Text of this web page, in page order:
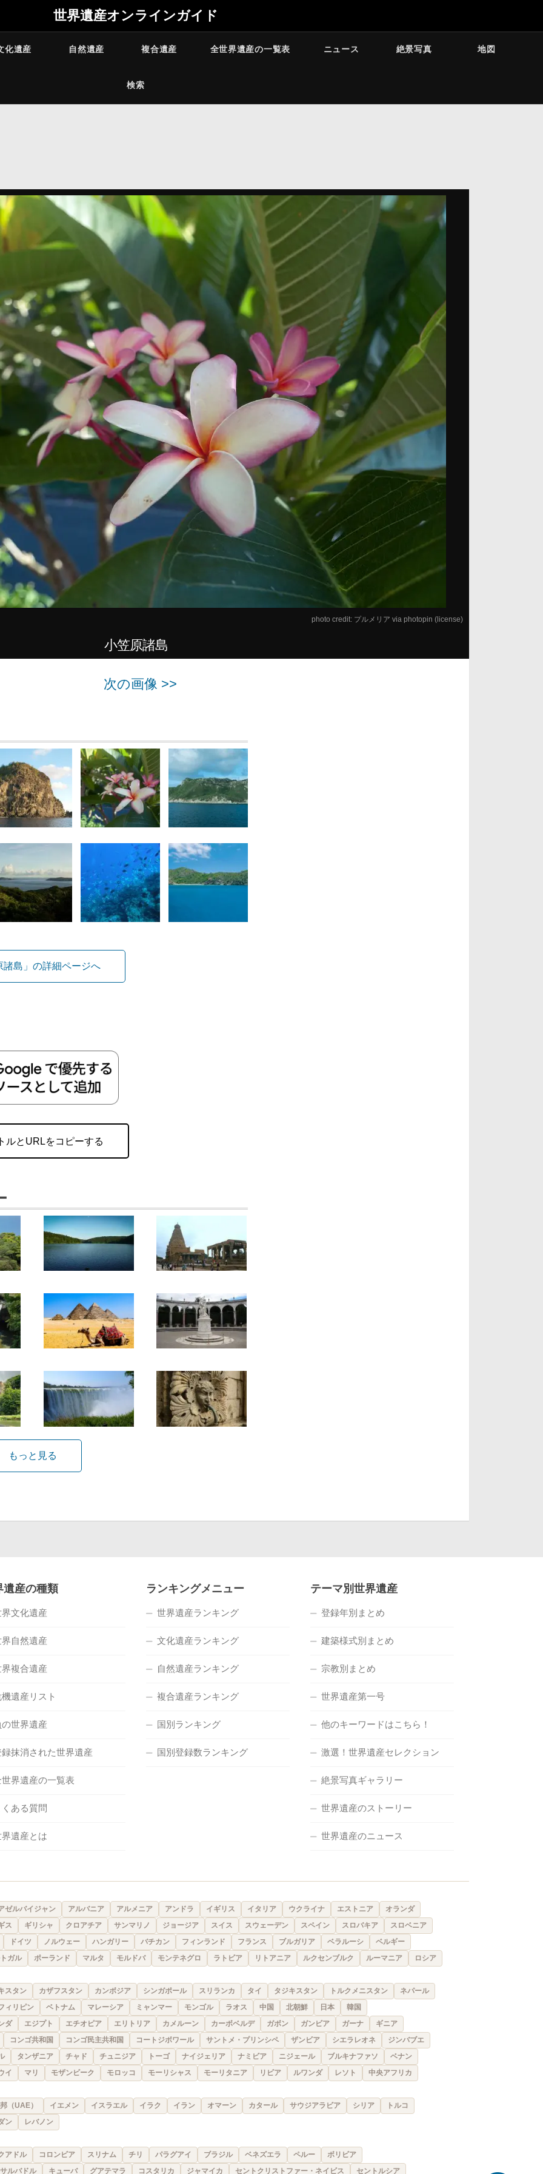
世界遺産オンラインガイド
化遺産 自然遺産 複合遺産 全世界遺産の一覧表 ニュース 絶景写真 地図
検索
photo credit: プルメリア via photopin (license)
小笠原諸島
次の画像 >>
諸島」の詳細ページへ
ルとURLをコピーする
もっと見る
遺産の種類
文化遺産
自然遺産
複合遺産
遺産リスト
世界遺産
録抹消された世界遺産
世界遺産の一覧表
ある質問
遺産とは
ランキングメニュー
世界遺産ランキング
文化遺産ランキング
自然遺産ランキング
複合遺産ランキング
国別ランキング
国別登録数ランキング
テーマ別世界遺産
登録年別まとめ
建築様式別まとめ
宗教別まとめ
世界遺産第一号
他のキーワードはこちら！
激選！世界遺産セレクション
絶景写真ギャラリー
世界遺産のストーリー
世界遺産のニュース
ゼルバイジャン アルバニア アルメニア アンドラ イギリス イタリア ウクライナ エストニア
オランダ
ス
ギリシャ クロアチア サンマリノ ジョージア スイス スウェーデン スペイン スロバキア
スロベニア
ドイツ
ノルウェー ハンガリー バチカン フィンランド フランス ブルガリア ベラルーシ
ベルギー
ガル
ポーランド マルタ モルドバ モンテネグロ ラトビア リトアニア ルクセンブルク ルーマニア ロシア
スタン カザフスタン カンボジア シンガポール スリランカ タイ タジキスタン トルクメニスタン
ネパール
ィリピン
ベトナム マレーシア ミャンマー モンゴル ラオス 中国 北朝鮮 日本
韓国
ダ
エジプト エチオピア エリトリア カメルーン カーボベルデ ガボン ガンビア ガーナ
ギニア
コンゴ共和国
コンゴ民主共和国 コートジボワール サントメ・プリンシペ ザンビア シエラレオネ
ジンバブエ
タンザニア チャド チュニジア トーゴ ナイジェリア ナミビア ニジェール ブルキナファソ
ベナン
イ
マリ モザンビーク モロッコ モーリシャス モーリタニア リビア ルワンダ レソト 中央アフリカ
（UAE） イエメン イスラエル イラク イラン オマーン カタール サウジアラビア シリア
トルコ
ン
レバノン
アドル コロンビア スリナム チリ パラグアイ ブラジル ベネズエラ ペルー
ボリビア
ルバドル
キューバ グアテマラ コスタリカ ジャマイカ セントクリストファー・ネイビス セントルシア